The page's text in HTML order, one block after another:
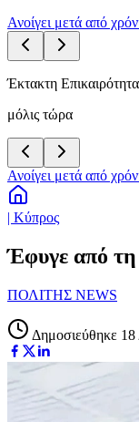
Ανοίγει μετά από
Έκτακτη Επικαιρότητα
μόλις τώρα
Ανοίγει μετά από
| Κύπρος
Έφυγε από
ΠΟΛΙΤΗΣ NEWS
Δημοσιεύθηκε